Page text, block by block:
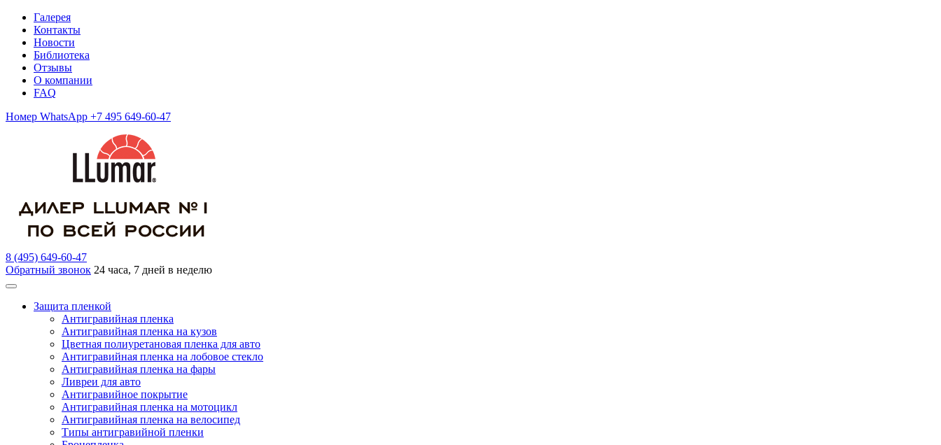
Галерея
Контакты
Новости
Библиотека
Отзывы
О компании
FAQ
Номер WhatsApp +7 495 649-60-47
8 (495) 649-60-47
Обратный звонок 24 часа, 7 дней в неделю
Защита пленкой
Антигравийная пленка
Антигравийная пленка на кузов
Цветная полиуретановая пленка для авто
Антигравийная пленка на лобовое стекло
Антигравийная пленка на фары
Ливреи для авто
Антигравийное покрытие
Антигравийная пленка на мотоцикл
Антигравийная пленка на велосипед
Типы антигравийной пленки